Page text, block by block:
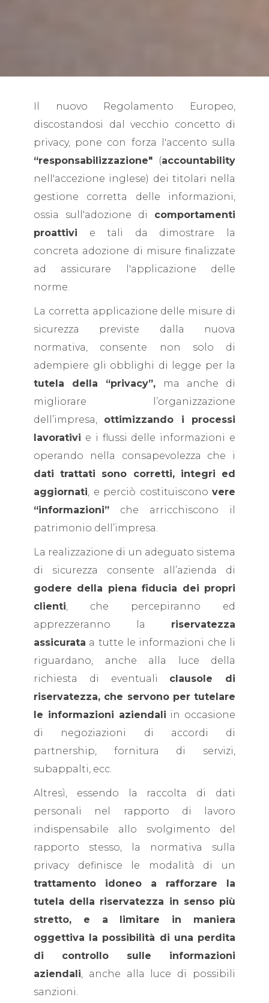
Il nuovo Regolamento Europeo,
discostandosi dal vecchio concetto di
privacy, pone con forza l'accento sulla
“responsabilizzazione" (accountability
nell'accezione inglese) dei titolari nella
gestione corretta delle informazioni,
ossia sull'adozione di comportamenti
proattivi e tali da dimostrare la
concreta adozione di misure finalizzate
ad assicurare l'applicazione delle
norme.
La corretta applicazione delle misure di
sicurezza previste dalla nuova
normativa, consente non solo di
adempiere gli obblighi di legge per la
tutela della “privacy”, ma anche di
migliorare l’organizzazione
dell’impresa, ottimizzando i processi
lavorativi e i flussi delle informazioni e
operando nella consapevolezza che i
dati trattati sono corretti, integri ed
aggiornati , e perciò costituiscono vere
“informazioni” che arricchiscono il
patrimonio dell’impresa.
La realizzazione di un adeguato sistema
di sicurezza consente all’azienda di
godere della piena fiducia dei propri
clienti , che percepiranno ed
apprezzeranno la riservatezza
assicurata a tutte le informazioni che li
riguardano, anche alla luce della
richiesta di eventuali clausole di
riservatezza, che servono per tutelare
le informazioni aziendali in occasione
di negoziazioni di accordi di
partnership, fornitura di servizi,
subappalti, ecc.
Altresì, essendo la raccolta di dati
personali nel rapporto di lavoro
indispensabile allo svolgimento del
rapporto stesso, la normativa sulla
privacy definisce le modalità di un
trattamento idoneo a rafforzare la
tutela della riservatezza in senso più
stretto, e a limitare in maniera
oggettiva la possibilità di una perdita
di controllo sulle informazioni
aziendali , anche alla luce di possibili
sanzioni.